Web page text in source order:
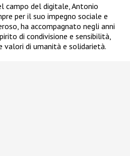
campo del digitale, Antonio
per il suo impegno sociale e
ha accompagnato negli anni
di condivisione e sensibilità,
valori di umanità e solidarietà.